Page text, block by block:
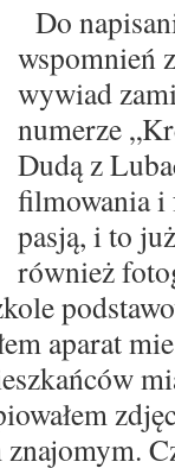
Do
wspomnień
wywiad
numerze
Dudą z
filmowania i
pasją, i to
również
aparat